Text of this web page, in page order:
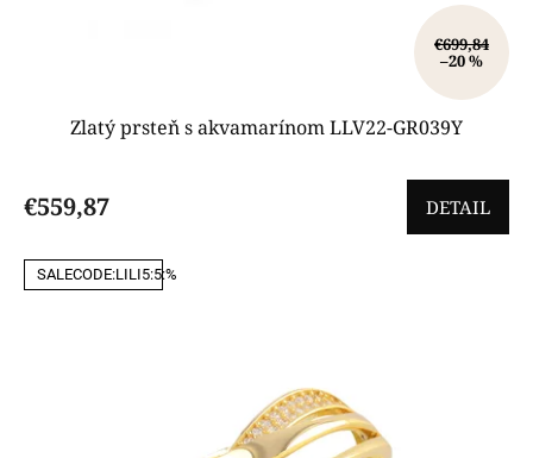
€699,84
–20 %
Zlatý prsteň s akvamarínom LLV22-GR039Y
€559,87 DETAIL
SALECODE:LILI5:5:%